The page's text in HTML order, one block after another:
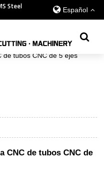
Steel
Español
/
de tubos CNC de 5 ejes
CNC de tubos CNC de